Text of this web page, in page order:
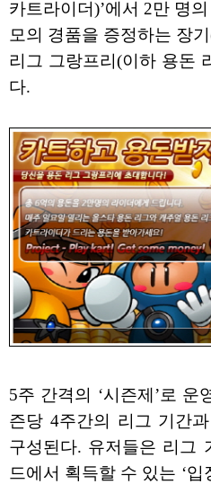
카트라이더)’에서 2만 명
모의 경품을 증정하는 장
리그 그랑프리(이하 용돈
다.
5주 간격의 ‘시즌제’로 운
즌당 4주간의 리그 기간
구성된다. 유저들은 리그
드에서 획득할 수 있는 ‘입